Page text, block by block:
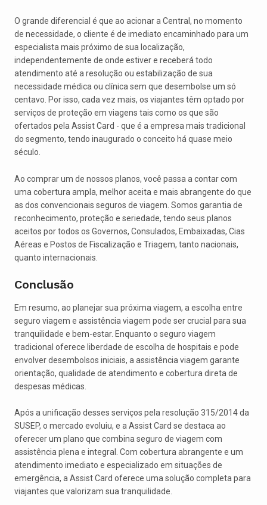
O grande diferencial é que ao acionar a Central, no momento
de necessidade, o cliente é de imediato encaminhado para um
especialista mais próximo de sua localização,
independentemente de onde estiver e receberá todo
atendimento até a resolução ou estabilização de sua
necessidade médica ou clínica sem que desembolse um só
centavo. Por isso, cada vez mais, os viajantes têm optado por
serviços de proteção em viagens tais como os que são
ofertados pela Assist Card - que é a empresa mais tradicional
do segmento, tendo inaugurado o conceito há quase meio
século.
Ao comprar um de nossos planos, você passa a contar com
uma cobertura ampla, melhor aceita e mais abrangente do que
as dos convencionais seguros de viagem. Somos garantia de
reconhecimento, proteção e seriedade, tendo seus planos
aceitos por todos os Governos, Consulados, Embaixadas, Cias
Aéreas e Postos de Fiscalização e Triagem, tanto nacionais,
quanto internacionais.
Conclusão
Em resumo, ao planejar sua próxima viagem, a escolha entre
seguro viagem e assistência viagem pode ser crucial para sua
tranquilidade e bem-estar. Enquanto o seguro viagem
tradicional oferece liberdade de escolha de hospitais e pode
envolver desembolsos iniciais, a assistência viagem garante
orientação, qualidade de atendimento e cobertura direta de
despesas médicas.
Após a unificação desses serviços pela resolução 315/2014 da
SUSEP, o mercado evoluiu, e a Assist Card se destaca ao
oferecer um plano que combina seguro de viagem com
assistência plena e integral. Com cobertura abrangente e um
atendimento imediato e especializado em situações de
emergência, a Assist Card oferece uma solução completa para
viajantes que valorizam sua tranquilidade.